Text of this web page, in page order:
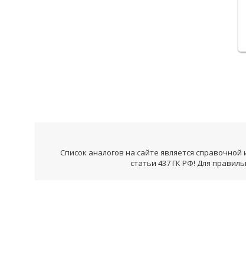
Список аналогов на сайте является
статьи 437 ГК РФ! Для